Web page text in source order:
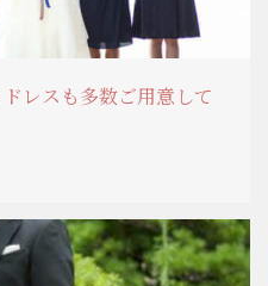
レスも多数ご用意して